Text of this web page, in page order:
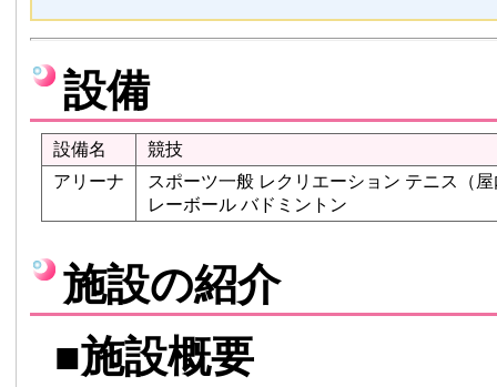
設備
設備名
競技
アリーナ
スポーツ一般 レクリエーション テニス（
レーボール バドミントン
施設の紹介
■施設概要